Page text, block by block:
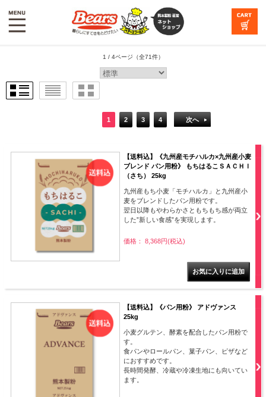
1 / 4ページ （全71件）
1 2 3 4 次へ
【送料込】《九州産モチハルカ×九州産小麦
ブレンド パン用粉》 もちはるこＳＡＣＨＩ
（さち） 25kg
九州産もち小麦「モチハルカ」と九州産小
麦をブレンドしたパン用粉です。
翌日以降もやわらかさともちもち感が両立
した”新しい食感”を実現します。
価格： 8,368円(税込)
【送料込】《パン用粉》 アドヴァンス
25kg
小麦グルテン、酵素を配合したパン用粉で
す。
食パンやロールパン、菓子パン、ピザなど
におすすめです。
長時間発酵、冷蔵や冷凍生地にも向いてい
ます。